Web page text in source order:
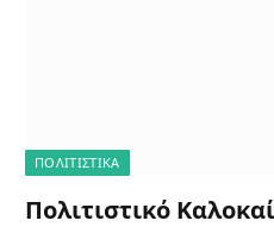
ΠΟΛΙΤΙΣΤΙΚΑ
Πολιτιστικό